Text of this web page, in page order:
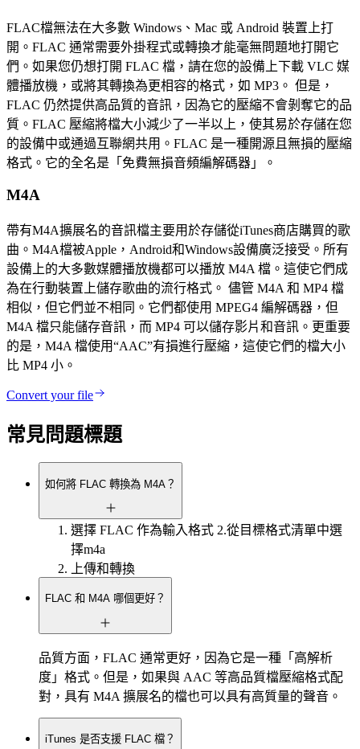
FLAC檔無法在大多數 Windows、Mac 或 Android 裝置上打
開。FLAC 通常需要外掛程式或轉換才能毫無問題地打開它
們。如果您仍想打開 FLAC 檔，請在您的設備上下載 VLC 媒
體播放機，或將其轉換為更相容的格式，如 MP3。 但是，
FLAC 仍然提供高品質的音訊，因為它的壓縮不會剝奪它的品
質。FLAC 壓縮將檔大小減少了一半以上，使其易於存儲在您
的設備中或通過互聯網共用。FLAC 是一種開源且無損的壓縮
格式。它的全名是「免費無損音頻編解碼器」。
M4A
帶有M4A擴展名的音訊檔主要用於存儲從iTunes商店購買的歌
曲。M4A檔被Apple，Android和Windows設備廣泛接受。所有
設備上的大多數媒體播放機都可以播放 M4A 檔。這使它們成
為在行動裝置上儲存歌曲的流行格式。 儘管 M4A 和 MP4 檔
相似，但它們並不相同。它們都使用 MPEG4 編解碼器，但
M4A 檔只能儲存音訊，而 MP4 可以儲存影片和音訊。更重要
的是，M4A 檔使用“AAC”有損進行壓縮，這使它們的檔大小
比 MP4 小。
Convert your file
常見問題標題
如何將 FLAC 轉換為 M4A？
選擇 FLAC 作為輸入格式 2.從目標格式清單中選
擇m4a
上傳和轉換
FLAC 和 M4A 哪個更好？
品質方面，FLAC 通常更好，因為它是一種「高解析
度」格式。但是，如果與 AAC 等高品質檔壓縮格式配
對，具有 M4A 擴展名的檔也可以具有高質量的聲音。
iTunes 是否支援 FLAC 檔？